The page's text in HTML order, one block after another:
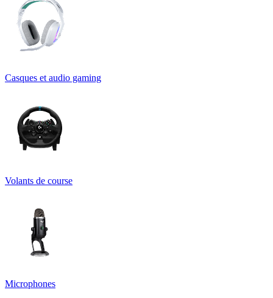
Casques et audio gaming
Volants de course
Microphones